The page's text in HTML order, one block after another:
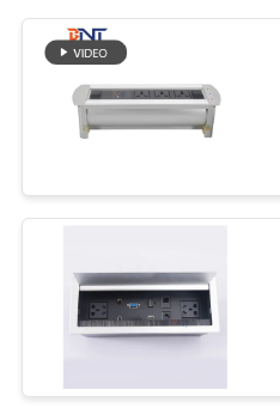
管
達